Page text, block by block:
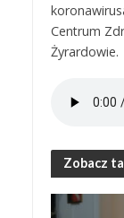
Centrum
Żyrardowie.
Zobacz